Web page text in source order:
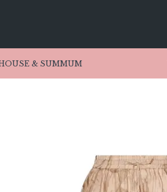
& SUMMUM